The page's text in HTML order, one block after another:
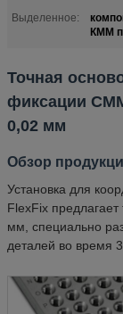
Выделенное:
КММ
Точная
фиксации
0,02 мм
Обзор
Установка для
FlexFix
мм, специально
деталей во время